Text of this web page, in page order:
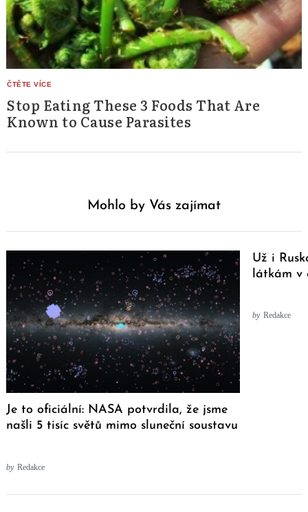
Stop Eating These 3 Foods That Are
Known to Cause Parasites
Mohlo by Vás zajímat
Je to oficiální: NASA potvrdila, že jsme
našli 5 tisíc světů mimo sluneční soustavu
by Redakce
Už i
látkám v
by Redakce